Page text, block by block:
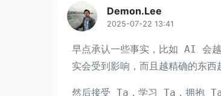
Demon.Lee
2025-07-22 13:41
早点承认一些事实，比如 AI 会越
实会受到影响，而且越精确的东
然后接受 Ta，学习 Ta，拥抱 Ta